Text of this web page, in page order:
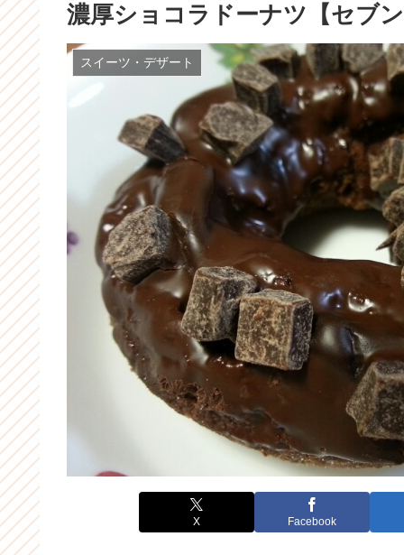
濃厚ショコラドーナツ【セブ
スイーツ・デザート
X Facebook